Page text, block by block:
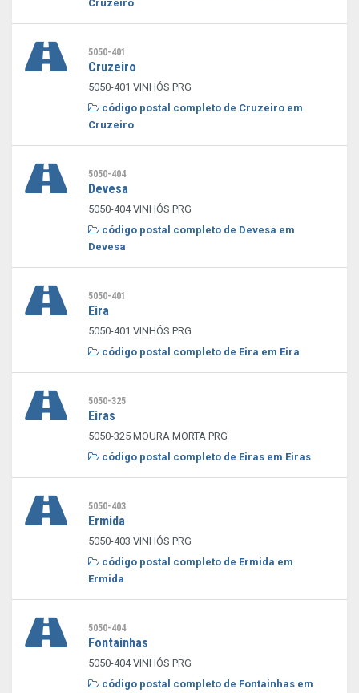
Cruzeiro
5050-401
Cruzeiro
5050-401 VINHÓS PRG
código postal completo de Cruzeiro em
Cruzeiro
5050-404
Devesa
5050-404 VINHÓS PRG
código postal completo de Devesa em
Devesa
5050-401
Eira
5050-401 VINHÓS PRG
código postal completo de Eira em Eira
5050-325
Eiras
5050-325 MOURA MORTA PRG
código postal completo de Eiras em Eiras
5050-403
Ermida
5050-403 VINHÓS PRG
código postal completo de Ermida em
Ermida
5050-404
Fontainhas
5050-404 VINHÓS PRG
código postal completo de Fontainhas em